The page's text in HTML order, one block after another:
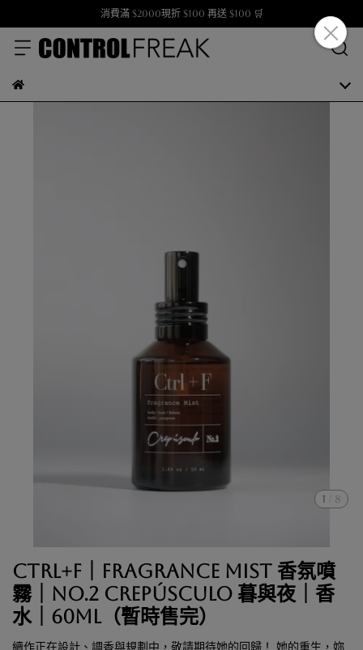
消費滿 $2000現折 $100 再送 $100 🛒
1 8
Ctrl+F｜Fragrance Mist 香氛噴
霧｜No.2 CREPÚSCULO 暮與夜｜香
水｜60ml（暫時售完）
續作正在設計、調香與規劃中，敬請期待她的回歸！ 她的重生，妳